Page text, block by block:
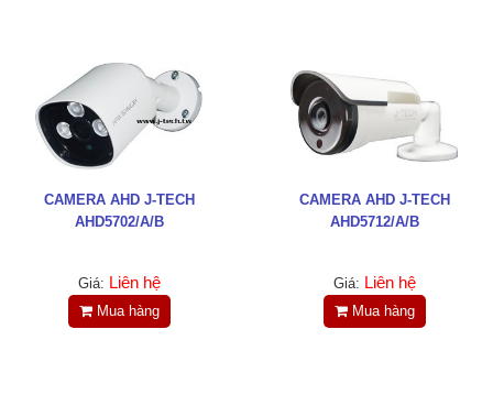
CAMERA AHD J-TECH
AHD5702/A/B
Giá: Liên hệ
Mua hàng
CAMERA AHD J-TECH
AHD5712/A/B
Giá: Liên hệ
Mua hàng
LIÊN HỆ
HotLine
0988829841
©COPYRIGHT 2019. ALL RIGHTS RESERVED